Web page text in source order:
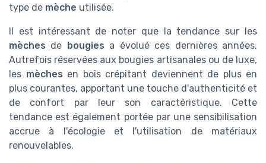
type de mèche utilisée.
Il est intéressant de noter que la tendance sur les
mèches de bougies a évolué ces dernières années.
Autrefois réservées aux bougies artisanales ou de luxe,
les mèches en bois crépitant deviennent de plus en
plus courantes, apportant une touche d'authenticité et
de confort par leur son caractéristique. Cette
tendance est également portée par une sensibilisation
accrue à l'écologie et l'utilisation de matériaux
renouvelables.